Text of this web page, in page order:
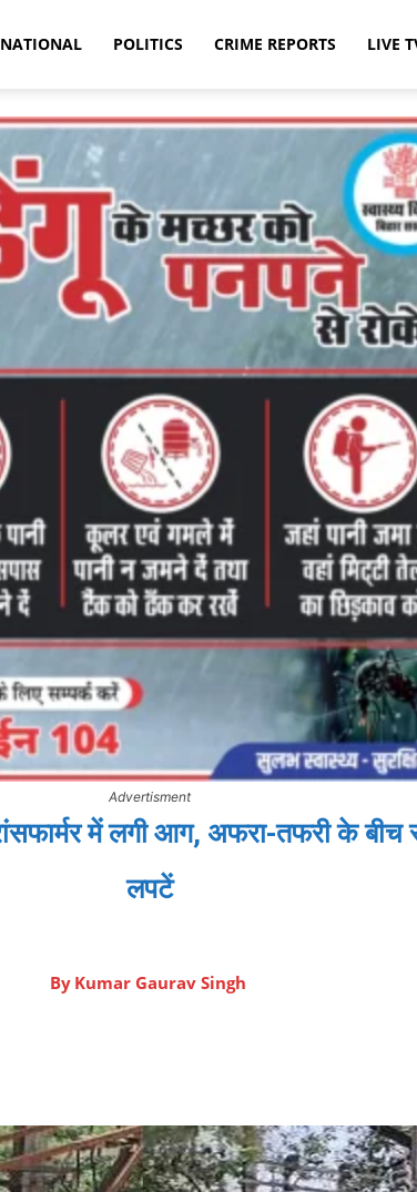
NATIONAL POLITICS CRIME REPORTS LIVE
Advertisment
में लगी आग, अफरा-तफरी के
लपटें
By Kumar Gaurav Singh